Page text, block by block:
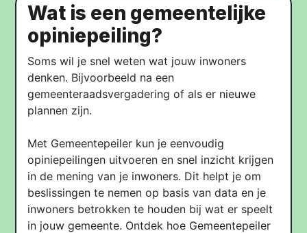
Wat is een gemeentelijke
opiniepeiling?​
Soms wil je snel weten wat jouw inwoners
denken. Bijvoorbeeld na een
gemeenteraadsvergadering of als er nieuwe
plannen zijn.
Met Gemeentepeiler kun je eenvoudig
opiniepeilingen uitvoeren en snel inzicht krijgen
in de mening van je inwoners. Dit helpt je om
beslissingen te nemen op basis van data en je
inwoners betrokken te houden bij wat er speelt
in jouw gemeente. Ontdek hoe Gemeentepeiler